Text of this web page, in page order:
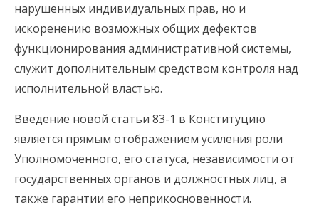
нарушенных индивидуальных прав, но и
искоренению возможных общих дефектов
функционирования административной системы,
служит дополнительным средством контроля над
исполнительной властью.
Введение новой статьи 83-1 в Конституцию
является прямым отображением усиления роли
Уполномоченного, его статуса, независимости от
государственных органов и должностных лиц, а
также гарантии его неприкосновенности.